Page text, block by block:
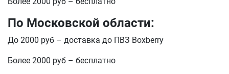
По Московской области:
До 2000 руб – доставка до ПВЗ Boxberry
Более 2000 руб – бесплатно